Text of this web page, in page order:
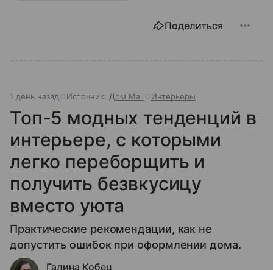
Поделиться
1 день назад Источник: Дом Mail Интерьеры
Топ-5 модных тенденций в
интерьере, с которыми
легко переборщить и
получить безвкусицу
вместо уюта
Практические рекомендации, как не
допустить ошибок при оформлении дома.
Галина Кобец